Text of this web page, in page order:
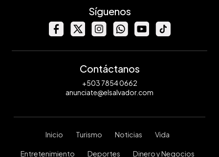
Síguenos
Contáctanos
+503 7854 0662
anunciate@elsalvador.com
Inicio Turismo Noticias Vida
Entretenimiento Deportes Dinero y Negocios